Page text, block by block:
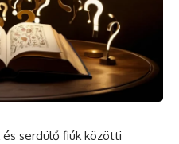
serdülő fiúk közötti